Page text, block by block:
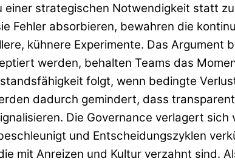
strategischen Notwendigkeit statt
Fehler absorbieren, bewahren die
kühnere Experimente. Das Argument
werden, behalten Teams das
folgt, wenn bedingte
dadurch gemindert, dass
Die Governance verlagert
und Entscheidungszyklen
mit Anreizen und Kultur verzahnt sind.